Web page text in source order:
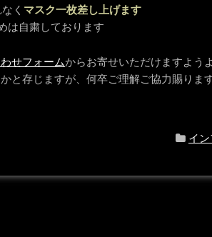
く マスク一枚差し上げます
は自粛しております
せフォームからお寄せいただけますよう
と存じますが、何卒ご理解ご協力賜りま
イ